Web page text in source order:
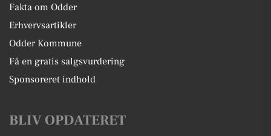
Fakta om Odder
Erhvervsartikler
Odder Kommune
Få en gratis salgsvurdering
Sponsoreret indhold
BLIV OPDATERET